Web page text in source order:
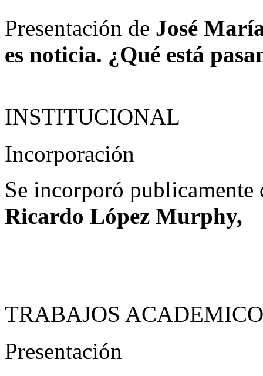
Presentación de José
es noticia. ¿Qué está
INSTITUCIONAL
Incorporación
Se incorporó
Ricardo López Murphy,
TRABAJOS
Presentación